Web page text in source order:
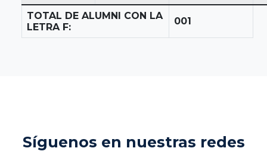
TOTAL DE ALUMNI CON LA
LETRA F:
001
Síguenos en nuestras redes